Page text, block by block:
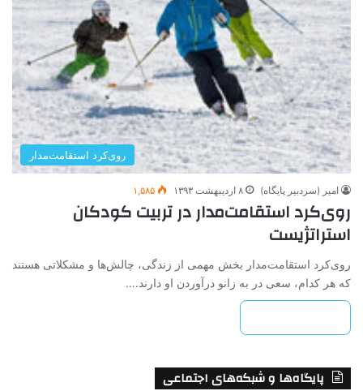
روی‌کرد استقامت‌مدار
امیر (سردبیر پایگاه) ۸ اردیبهشت ۱۳۹۳ ۱,۵۸۵
روی‌کرد استقامت‌مدار در تربیت کودکان
استراتژیست
روی‌کرد استقامت‌مدار بخش مهمی از زندگی، چالش‌ها و مشکلاتی هستند
که هر کدام، سعی در به زانو درآوردن او دارند.…
پایگاه‌ها و شبکه‌های اجتماعی